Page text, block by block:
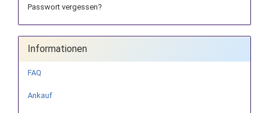
Passwort vergessen?
Informationen
FAQ
Ankauf